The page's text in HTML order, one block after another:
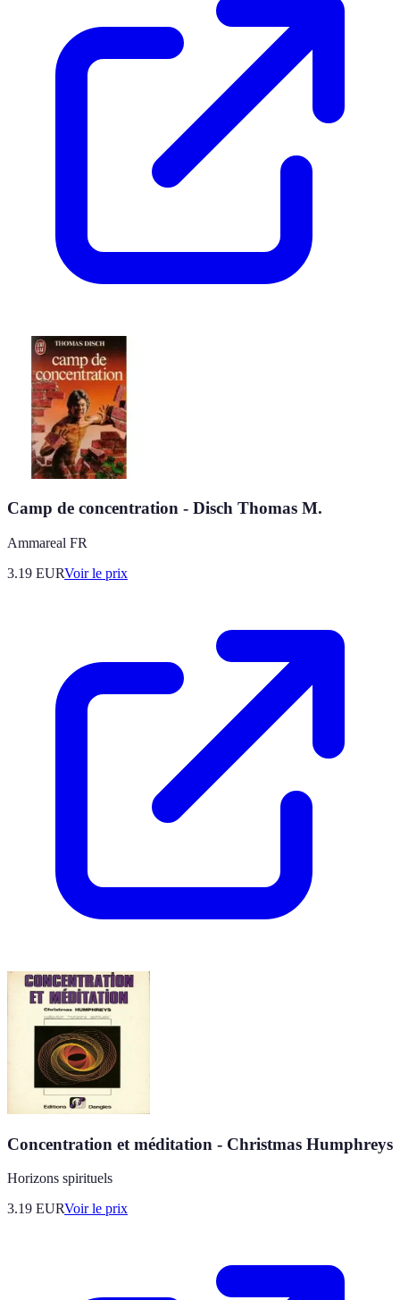
Camp de concentration - Disch Thomas M.
Ammareal FR
3.19 EURVoir le prix
Concentration et méditation - Christmas Humphreys
Horizons spirituels
3.19 EURVoir le prix